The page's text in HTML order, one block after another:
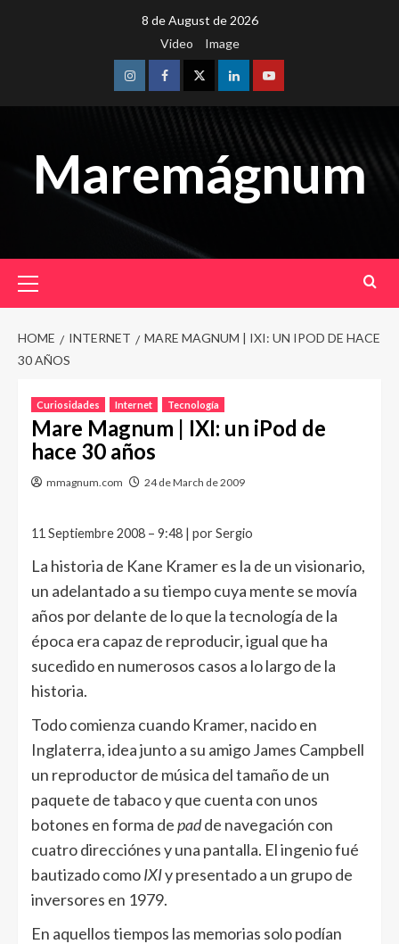
8 de August de 2026
Video
Image
InstagramFacebookTwitterLinkedinYoutube
Maremágnum
Menu
HOME INTERNET
MARE MAGNUM | IXI: UN IPOD DE HACE
30 AÑOS
Curiosidades Internet Tecnología
Mare Magnum | IXI: un iPod de
hace 30 años
mmagnum.com 24 de March de 2009
11 Septiembre 2008 – 9:48 | por Sergio
La historia de Kane Kramer es la de un visionario,
un adelantado a su tiempo cuya mente se movía
años por delante de lo que la tecnología de la
época era capaz de reproducir, igual que ha
sucedido en numerosos casos a lo largo de la
historia.
Todo comienza cuando Kramer, nacido en
Inglaterra, idea junto a su amigo James Campbell
un reproductor de música del tamaño de un
paquete de tabaco y que cuenta con unos
botones en forma depadde navegación con
cuatro direcciónes y una pantalla. El ingenio fué
bautizado comoIXIy presentado a un grupo de
inversores en 1979.
En aquellos tiempos las memorias solo podían